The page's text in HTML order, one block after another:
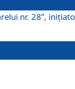
nr. 28”,